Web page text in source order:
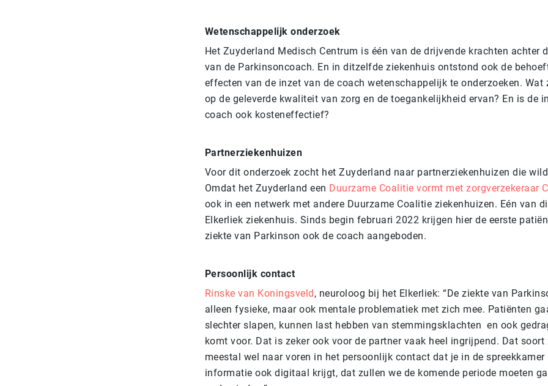
Wetenschappelijk onderzoek
Het Zuyderland Medisch Centrum is één van de drijvende krachten achter
van de Parkinsoncoach. En in ditzelfde ziekenhuis ontstond ook de
effecten van de inzet van de coach wetenschappelijk te onderzoeken. Wat
op de geleverde kwaliteit van zorg en de toegankelijkheid ervan? En is de
coach ook kosteneffectief?
Partnerziekenhuizen
Voor dit onderzoek zocht het Zuyderland naar partnerziekenhuizen die
Omdat het Zuyderland een Duurzame Coalitie vormt met zorgverzekeraar
ook in een netwerk met andere Duurzame Coalitie ziekenhuizen. Eén van
Elkerliek ziekenhuis. Sinds begin februari 2022 krijgen hier de eerste
ziekte van Parkinson ook de coach aangeboden.
Persoonlijk contact
Rinske van Koningsveld, neuroloog bij het Elkerliek: “De ziekte van
alleen fysieke, maar ook mentale problematiek met zich mee. Patiënten
slechter slapen, kunnen last hebben van stemmingsklachten en ook
komt voor. Dat is zeker ook voor de partner vaak heel ingrijpend. Dat soort
meestal wel naar voren in het persoonlijk contact dat je in de spreekkamer
informatie ook digitaal krijgt, dat zullen we de komende periode moeten